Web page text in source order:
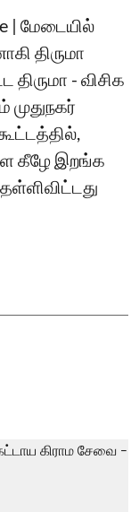
| மேடையில்
திருமா
- விசிக
முதுநகர்
கீழே இறங்க